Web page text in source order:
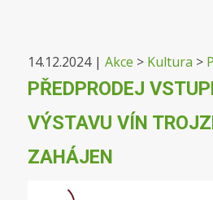
14.12.2024| Akce > Kultura >
PŘEDPRODEJ
VÝSTAVU VÍN
ZAHÁJEN